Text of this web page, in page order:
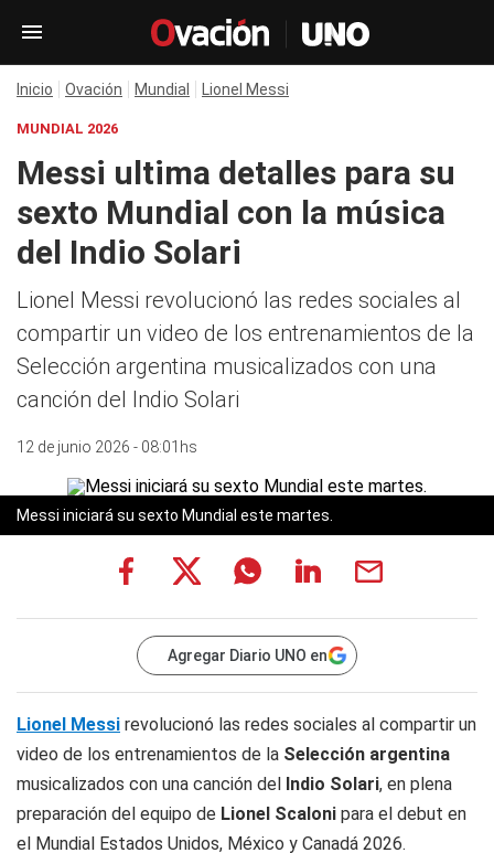
Inicio Ovación Mundial Lionel Messi
MUNDIAL 2026
Messi ultima detalles para su
sexto Mundial con la música
del Indio Solari
Lionel Messi revolucionó las redes sociales al
compartir un video de los entrenamientos de la
Selección argentina musicalizados con una
canción del Indio Solari
12 de junio 2026 - 08:01hs
Messi iniciará su sexto Mundial este martes.
Agregar Diario UNO en
Lionel Messi revolucionó las redes sociales al compartir un
video de los entrenamientos de la Selección argentina
musicalizados con una canción del Indio Solari, en plena
preparación del equipo de Lionel Scaloni para el debut en
el Mundial Estados Unidos, México y Canadá 2026.